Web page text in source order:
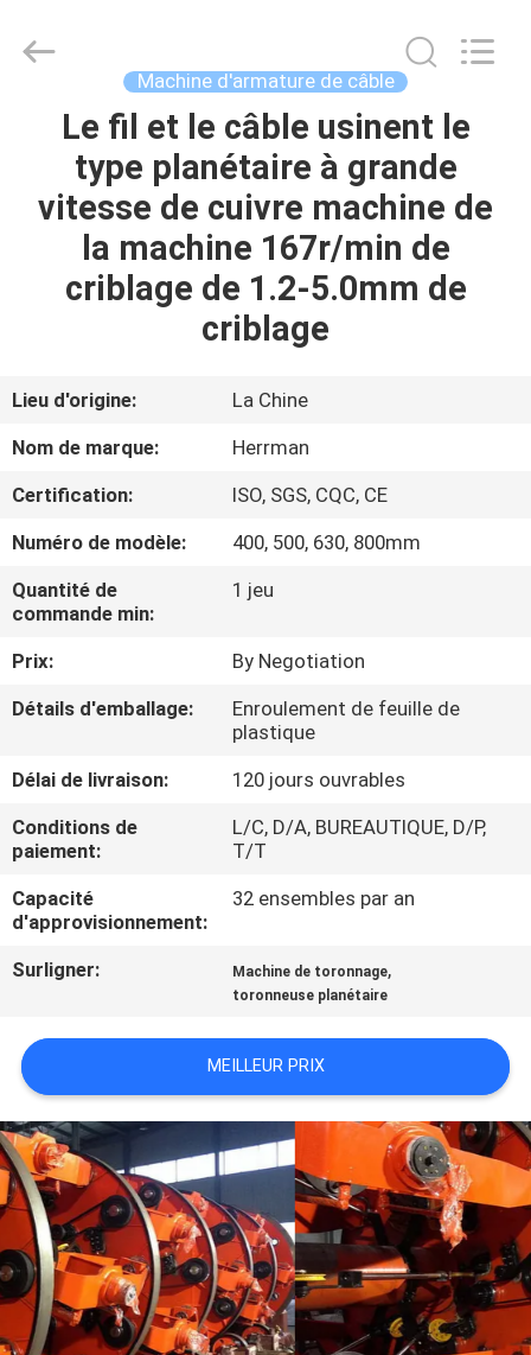
MAISON
PRODUITS
NOUS
D'USINE
CONTRÔLE
DE
QUALITÉ
NOUS
NOUVELLES
DEMANDEZ
UNE
PLAN
DU
SITE
POLITIQUE
DE
CONFIDENTIALITÉ
Rights
Machine d'armature de câble
Le fil et le câble usinent le
type planétaire à grande
vitesse de cuivre machine de
la machine 167r/min de
criblage de 1.2-5.0mm de
criblage
Lieu d'origine:
La Chine
Nom de marque:
Herrman
Certification:
ISO, SGS, CQC, CE
Numéro de modèle:
400, 500, 630, 800mm
Quantité de
commande min:
1 jeu
Prix:
By Negotiation
Détails d'emballage:
Enroulement de feuille de
plastique
Délai de livraison:
120 jours ouvrables
Conditions de
paiement:
L/C, D/A, BUREAUTIQUE, D/P,
T/T
Capacité
d'approvisionnement:
32 ensembles par an
Surligner: Machine de toronnage,
toronneuse planétaire
MEILLEUR PRIX